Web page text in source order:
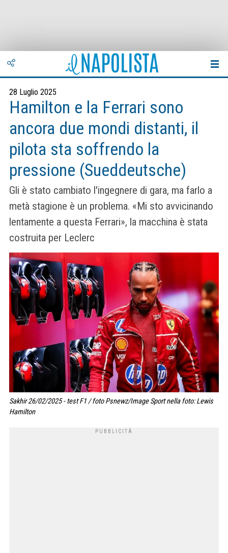
28 Luglio 2025
Hamilton e la Ferrari sono
ancora due mondi distanti, il
pilota sta soffrendo la
pressione (Sueddeutsche)
Gli è stato cambiato l'ingegnere di gara, ma farlo a
metà stagione è un problema. «Mi sto avvicinando
lentamente a questa Ferrari», la macchina è stata
costruita per Leclerc
Sakhir 26/02/2025 - test F1 / foto Psnewz/Image Sport nella foto: Lewis
Hamilton